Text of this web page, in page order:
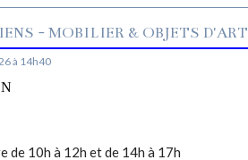
- MOBILIER & OBJETS D'ART
à 14h40
de 10h à 12h et de 14h à 17h